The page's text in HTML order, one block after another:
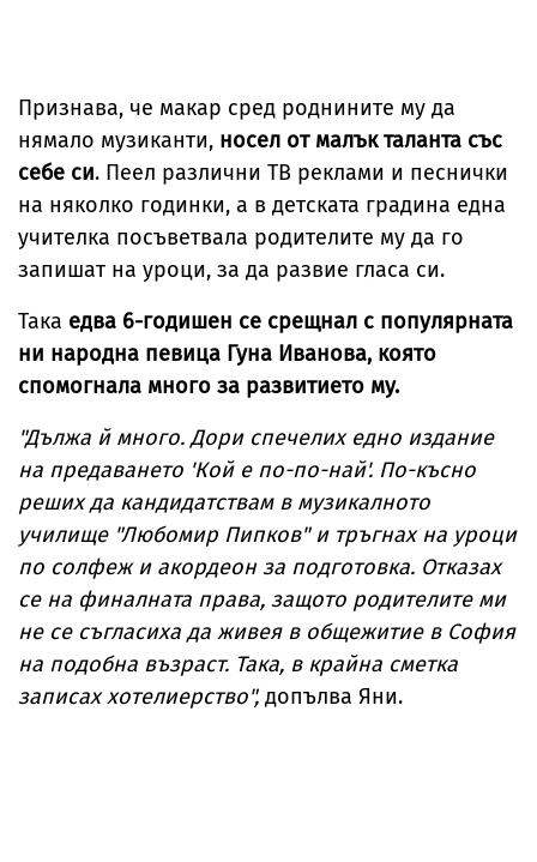
Признава, че макар сред роднините му да
нямало музиканти, носел от малък таланта със
себе си. Пеел различни ТВ реклами и песнички
на няколко годинки, а в детската градина една
учителка посъветвала родителите му да го
запишат на уроци, за да развие гласа си.
Така едва 6-годишен се срещнал с популярната
ни народна певица Гуна Иванова, която
спомогнала много за развитието му.
"Дължа й много. Дори спечелих едно издание
на предаването 'Кой е по-по-най'. По-късно
реших да кандидатствам в музикалното
училище "Любомир Пипков" и тръгнах на уроци
по солфеж и акордеон за подготовка. Отказах
се на финалната права, защото родителите ми
не се съгласиха да живея в общежитие в София
на подобна възраст. Така, в крайна сметка
записах хотелиерство", допълва Яни.